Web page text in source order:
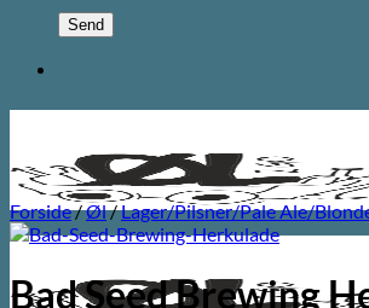
Forside/Øl/Lager/Pilsner/Pale Ale/
Bad Seed Brewing